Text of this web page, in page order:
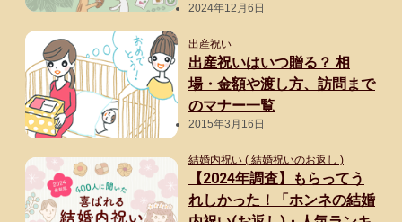
70代男性
おじいちゃん・祖父
80代男性
おばあちゃん・祖母
90代男性
2024年12月6日
出産祝い
出産祝いはいつ贈る？ 相
場・金額や渡し方、訪問まで
のマナー一覧
2015年3月16日
結婚内祝い ( 結婚祝いのお返し )
【2024年調査】もらってう
れしかった！「ホンネの結婚